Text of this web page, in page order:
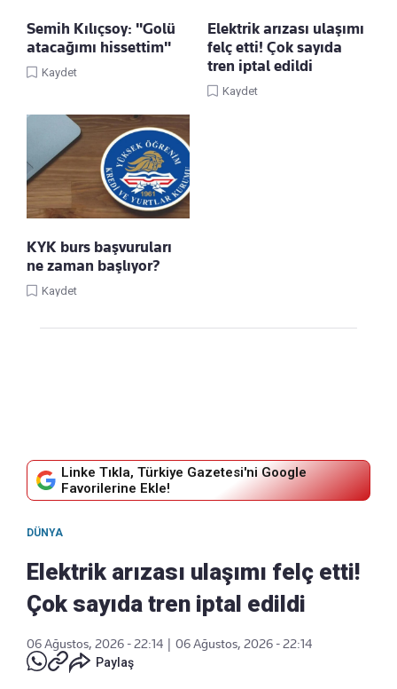
Semih Kılıçsoy: "Golü
atacağımı hissettim"
Kaydet
Elektrik arızası ulaşımı
felç etti! Çok sayıda
tren iptal edildi
Kaydet
KYK burs başvuruları
ne zaman başlıyor?
Kaydet
Linke Tıkla, Türkiye Gazetesi'ni Google
Favorilerine Ekle!
DÜNYA
Elektrik arızası ulaşımı felç etti!
Çok sayıda tren iptal edildi
06 Ağustos, 2026 - 22:14 | 06 Ağustos, 2026 - 22:14
Paylaş